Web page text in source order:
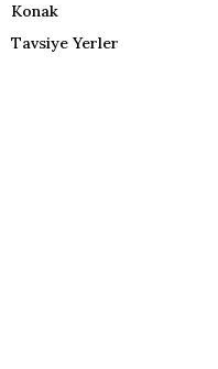
Konak
Tavsiye Yerler